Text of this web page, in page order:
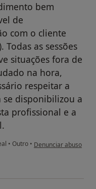
bem
de
com o cliente
as sessões
situações fora de
na hora,
respeitar a
disponibilizou a
profissional e a
• Outro • na opinião do
Denunciar abuso